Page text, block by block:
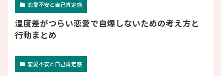
恋愛不安と自己肯定感
温度差がつらい恋愛で自爆しないための考え方と
行動まとめ
恋愛不安と自己肯定感